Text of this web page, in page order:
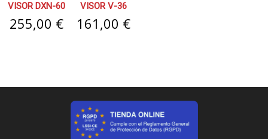
VISOR DXN-60
255,00 €
VISOR V-36
161,00 €